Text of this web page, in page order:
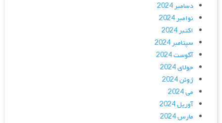
دسامبر 2024
نوامبر 2024
اکتبر 2024
سپتامبر 2024
آگوست 2024
جولای 2024
ژوئن 2024
می 2024
آوریل 2024
مارس 2024